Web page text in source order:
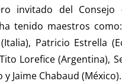
invitado del Consejo
tenido maestros
Patricio Estrella
Lorefice (Argentina),
Jaime Chabaud (México).